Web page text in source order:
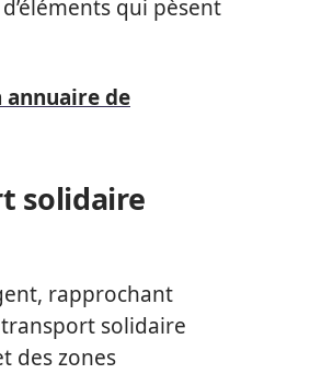
qui pèsent
annuaire de
solidaire
rapprochant
solidaire
des zones